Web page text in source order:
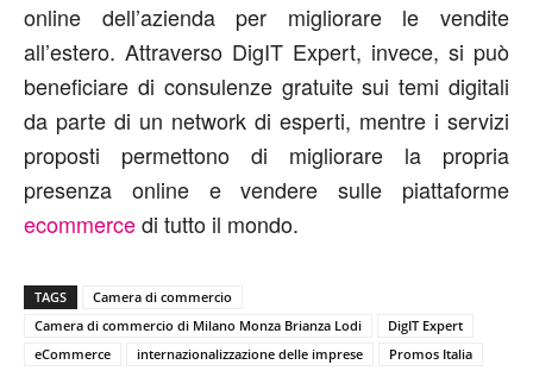
online dell’azienda per migliorare le vendite
all’estero. Attraverso DigIT Expert, invece, si può
beneficiare di consulenze gratuite sui temi digitali
da parte di un network di esperti, mentre i servizi
proposti permettono di migliorare la propria
presenza online e vendere sulle piattaforme
ecommercedi tutto il mondo.
TAGS
Camera di commercio
Camera di commercio di Milano Monza Brianza Lodi
DigIT Expert
eCommerce
internazionalizzazione delle imprese Promos Italia